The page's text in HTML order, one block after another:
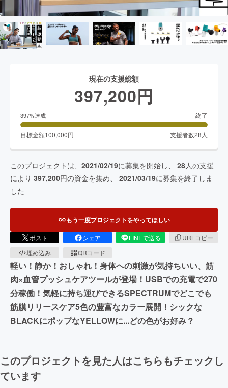
現在の支援総額
397,200円
397%達成 終了
目標金額100,000円 支援者数28人
このプロジェクトは、 2021/02/19に募集を開始し、 28人の支援
により 397,200円の資金を集め、 2021/03/19に募集を終了しま
した
もう一度プロジェクトをやってほしい
ポスト シェア LINEで送る
URLコピー
埋め込み
QRコード
軽い！静か！おしゃれ！身体への刺激が気持ちいい、筋
肉×血管プッシュケアツールが登場！USBでの充電で270
分稼働！気軽に持ち運びできるSPECTRUMでどこでも
筋膜リリースケア5色の豊富なカラー展開！シックな
BLACKにポップなYELLOWに...どの色がお好み？
このプロジェクトを見た人はこちらもチェックし
ています